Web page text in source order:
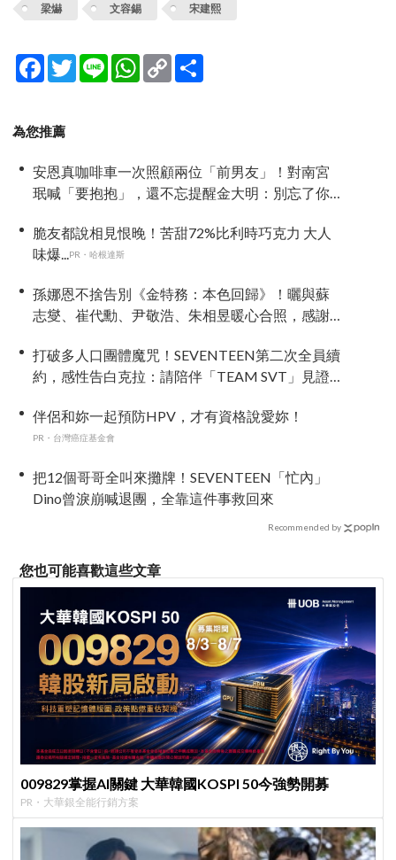
梁爀 文容錫 宋建熙
Facebook
TwitterLine WhatsApp
Copy
Link
為您推薦
安恩真咖啡車一次照顧兩位「前男友」！對南宮
珉喊「要抱抱」，還不忘提醒金大明：別忘了你
脆友都說相見恨晚！苦甜72%比利時巧克力 大人
味爆...
PR・哈根達斯
孫娜恩不捨告別《金特務：本色回歸》！曬與蘇
志燮、崔代勳、尹敬浩、朱相昱暖心合照，感謝
打破多人口團體魔咒！SEVENTEEN第二次全員續
約，感性告白克拉：請陪伴「TEAM SVT」見證
伴侶和妳一起預防HPV，才有資格說愛妳！
PR・台灣癌症基金會
把12個哥哥全叫來攤牌！SEVENTEEN「忙內」
Dino曾淚崩喊退團，全靠這件事救回來
Recommended by
您也可能喜歡這些文章
009829掌握AI關鍵 大華韓國KOSPI 50今強勢開募
PR・大華銀全能行銷方案